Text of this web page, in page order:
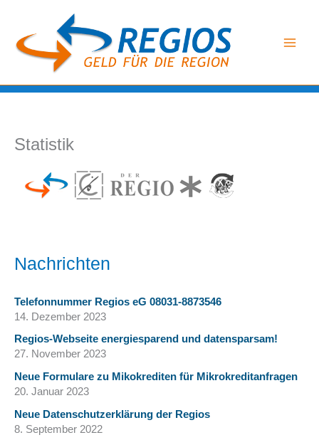
springen
Statistik
Nachrichten
Telefonnummer Regios eG 08031-8873546
14. Dezember 2023
Regios-Webseite energiesparend und datensparsam!
27. November 2023
Neue Formulare zu Mikokrediten für Mikrokreditanfragen
20. Januar 2023
Neue Datenschutzerklärung der Regios
8. September 2022